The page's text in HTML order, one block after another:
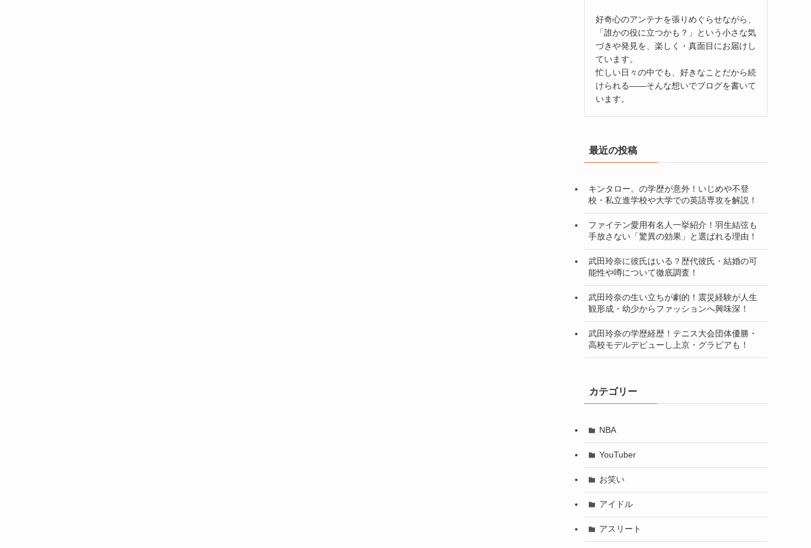
好奇心のアンテナを張りめぐらせながら、
「誰かの役に立つかも？」という小さな気
づきや発見を、楽しく・真面目にお届けし
ています。
忙しい日々の中でも、好きなことだから続
けられる——そんな想いでブログを書いて
います。
最近の投稿
キンタロー。の学歴が意外！いじめや不登
校・私立進学校や大学での英語専攻を解説！
ファイテン愛用有名人一挙紹介！羽生結弦も
手放さない「驚異の効果」と選ばれる理由！
武田玲奈に彼氏はいる？歴代彼氏・結婚の可
能性や噂について徹底調査！
武田玲奈の生い立ちが劇的！震災経験が人生
観形成・幼少からファッションへ興味深！
武田玲奈の学歴経歴！テニス大会団体優勝・
高校モデルデビューし上京・グラビアも！
カテゴリー
NBA
YouTuber
お笑い
アイドル
アスリート